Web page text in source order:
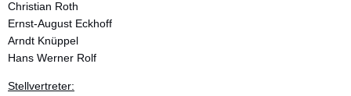
Christian Roth
Ernst-August Eckhoff
Arndt Knüppel
Hans Werner Rolf
Stellvertreter: